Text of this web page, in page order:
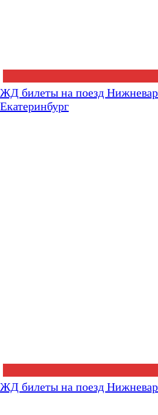
ЖД билеты на поезд
Екатеринбург
ЖД билеты на поезд